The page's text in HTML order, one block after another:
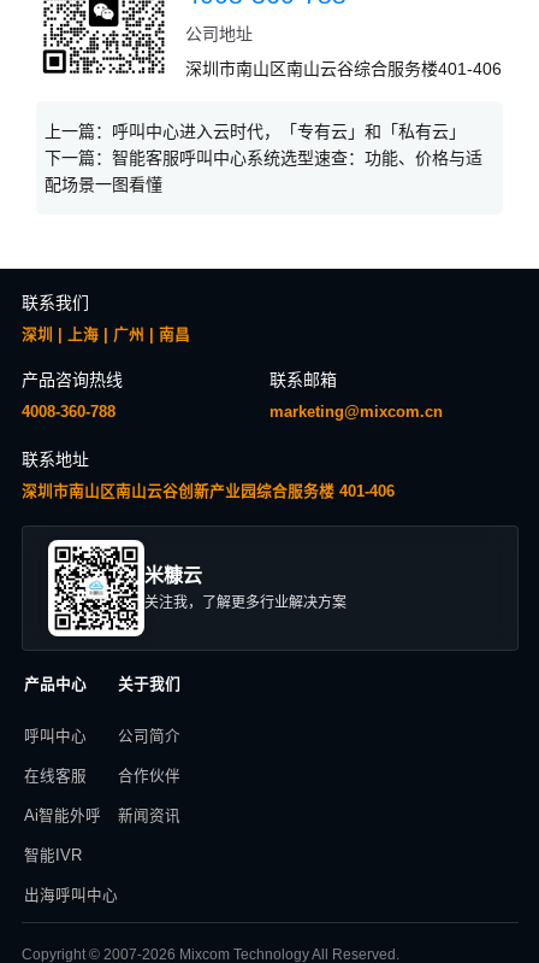
公司地址
深圳市南山区南山云谷综合服务楼401-406
上一篇： 呼叫中心进入云时代，「专有云」和「私有云」
下一篇： 智能客服呼叫中心系统选型速查：功能、价格与适
配场景一图看懂
联系我们
深圳 | 上海 | 广州 | 南昌
产品咨询热线
4008-360-788
联系邮箱
marketing@mixcom.cn
联系地址
深圳市南山区南山云谷创新产业园综合服务楼 401-406
米糠云
关注我，了解更多行业解决方案
产品中心
呼叫中心
在线客服
Ai智能外呼
智能IVR
出海呼叫中心
关于我们
公司简介
合作伙伴
新闻资讯
Copyright © 2007-2026 Mixcom Technology All Reserved.